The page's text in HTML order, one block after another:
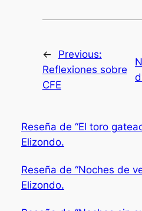
←
Previous:
Reflexiones sobre
CFE
Reseña de “El toro
Elizondo.
Reseña de “Noches de
Elizondo.